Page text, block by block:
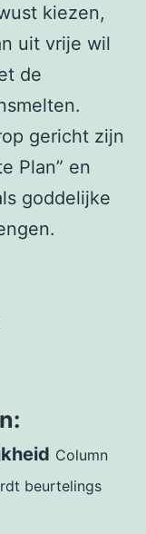
kiezen,
uit vrije wil
de
gericht zijn
Plan” en
goddelijke
Column
beurtelings